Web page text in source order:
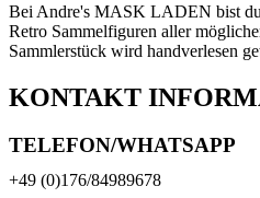
Bei Andre's MASK LADEN bist
Retro Sammelfiguren aller
Sammlerstück wird handverlesen
KONTAKT
TELEFON/WHATSAPP
+49 (0)176/84989678